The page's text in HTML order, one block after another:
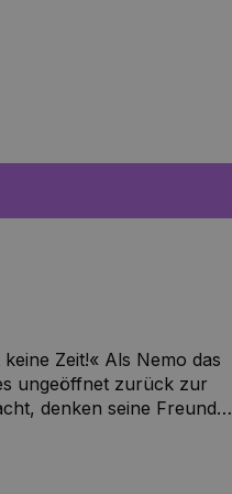
Zeit!« Als Nemo das
ungeöffnet zurück zur
denken seine Freunde.
muss die Kiste